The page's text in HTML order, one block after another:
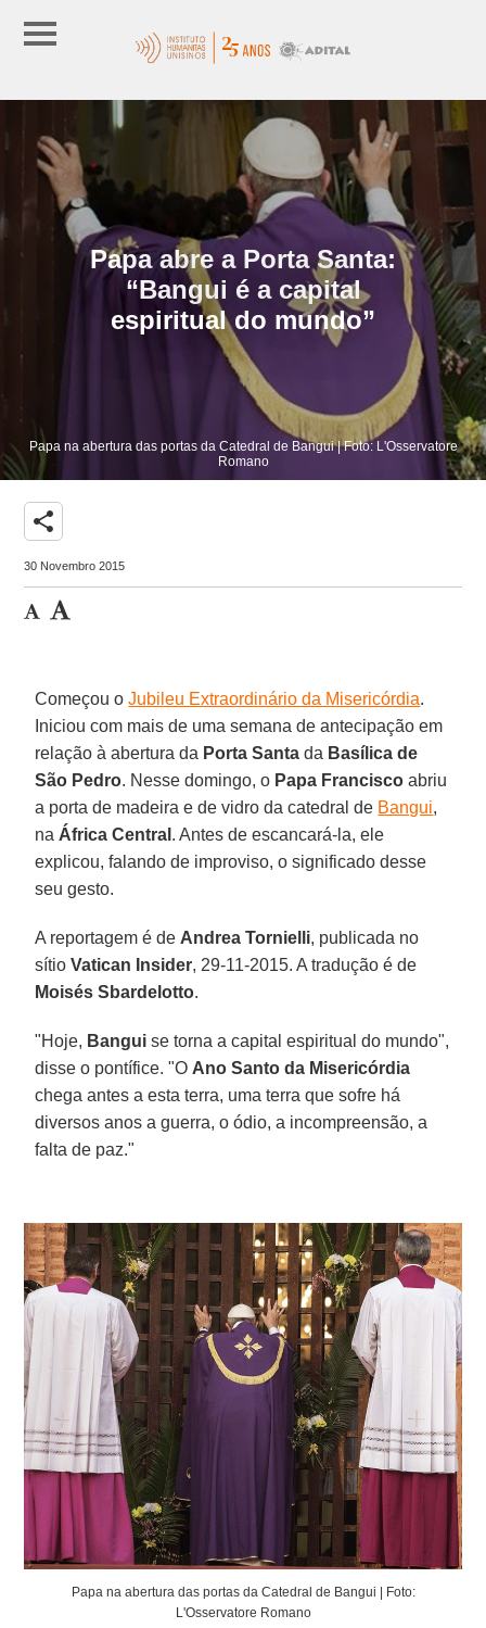
Papa abre a Porta Santa:
“Bangui é a capital
espiritual do mundo”
Papa na abertura das portas da Catedral de Bangui | Foto: L'Osservatore
Romano
share
30 Novembro 2015
Começou oJubileu Extraordinário da Misericórdia.
Iniciou com mais de uma semana de antecipação em
relação à abertura da Porta Santa da Basílica de
São Pedro. Nesse domingo, o Papa Francisco abriu
a porta de madeira e de vidro da catedral de Bangui,
na África Central . Antes de escancará-la, ele
explicou, falando de improviso, o significado desse
seu gesto.
A reportagem é de Andrea Tornielli, publicada no
sítioVatican Insider, 29-11-2015. A tradução é de
Moisés Sbardelotto.
"Hoje, Bangui se torna a capital espiritual do mundo",
disse o pontífice. "O Ano Santo da Misericórdia
chega antes a esta terra, uma terra que sofre há
diversos anos a guerra, o ódio, a incompreensão, a
falta de paz."
Papa na abertura das portas da Catedral de Bangui | Foto:
L'Osservatore Romano